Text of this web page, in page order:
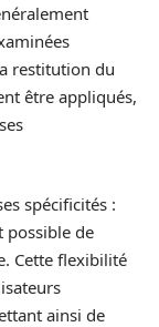
restitution du
être appliqués,
spécificités :
possible de
Cette flexibilité
ainsi de